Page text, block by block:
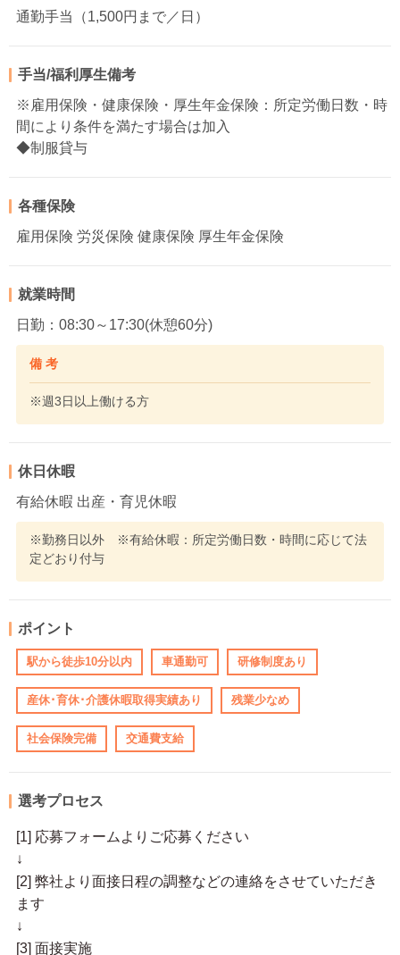
通勤手当（1,500円まで／日）
手当/福利厚生備考
※雇用保険・健康保険・厚生年金保険：所定労働日数・時
間により条件を満たす場合は加入
◆制服貸与
各種保険
雇用保険 労災保険 健康保険 厚生年金保険
就業時間
日勤：08:30～17:30(休憩60分)
備 考
※週3日以上働ける方
休日休暇
有給休暇 出産・育児休暇
※勤務日以外 ※有給休暇：所定労働日数・時間に応じて法
定どおり付与
ポイント
駅から徒歩10分以内 車通勤可 研修制度あり
産休･育休･介護休暇取得実績あり 残業少なめ
社会保険完備 交通費支給
選考プロセス
[1] 応募フォームよりご応募ください
↓
[2] 弊社より面接日程の調整などの連絡をさせていただき
ます
↓
[3] 面接実施